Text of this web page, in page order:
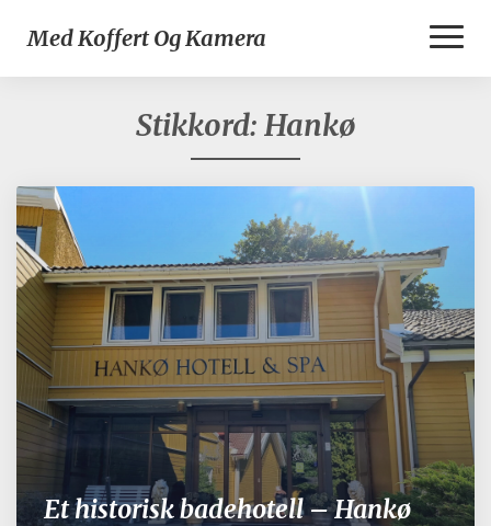
Med Koffert Og Kamera
Stikkord: Hankø
Et historisk badehotell – Hankø